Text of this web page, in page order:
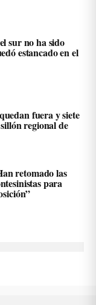
sur no ha sido
estancado en el
fuera y siete
regional de
retomado las
para